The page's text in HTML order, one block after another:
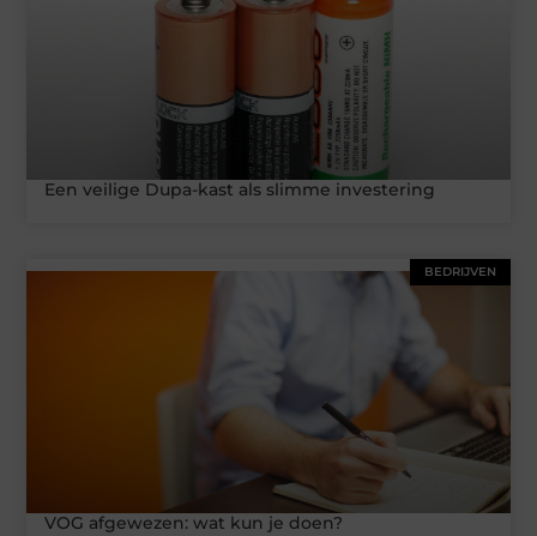
Een veilige Dupa-kast als slimme investering
BEDRIJVEN
VOG afgewezen: wat kun je doen?